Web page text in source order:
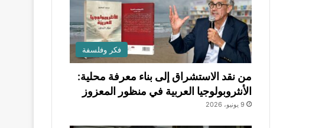
فكر وفلسفة
من نقد الاستشراق إلى بناء معرفة محلية:
الأنثروبولوجيا العربية في منظور المعزوز
9 يونيو، 2026